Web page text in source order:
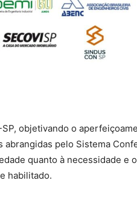
SP, objetivando o
abrangidas pelo Sistema
quanto à necessidade e
habilitado.